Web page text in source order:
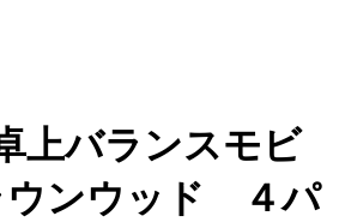
上バランスモビ
ンウッド ４パ